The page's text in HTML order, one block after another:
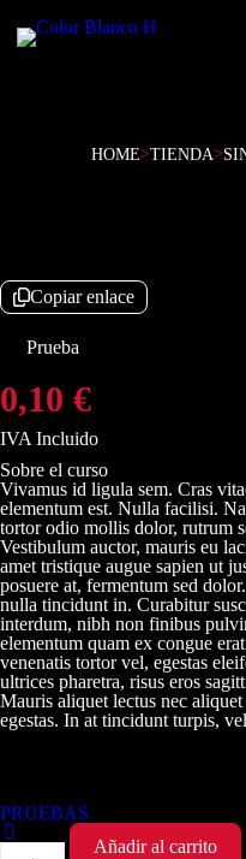
HOME>TIENDA>
Copiar enlace
Prueba
0,10 €
IVA Incluido
Sobre el curso
Vivamus id ligula sem. Cras
elementum est. Nulla facilisi.
tortor odio mollis dolor, rutrum
Vestibulum auctor, mauris eu
amet tristique augue sapien ut
posuere at, fermentum sed
nulla tincidunt in. Curabitur
interdum, nibh non finibus
elementum quam ex congue
venenatis tortor vel, egestas
ultrices pharetra, risus eros
Mauris aliquet lectus nec
egestas. In at tincidunt turpis,
PRUEBAS
Añadir al carrito